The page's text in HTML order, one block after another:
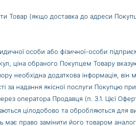
Товар (якщо доставка до адреси
особи або фізичної-особи
ціна обраного Покупцем Товару
необхідна додаткова інформація,
за надання якісної послуги Покупцю
оператора Продавця (п. 3.1. Цієї
цілодобово та обробляються для
має право замінити його товаром